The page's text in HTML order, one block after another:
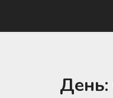
День: